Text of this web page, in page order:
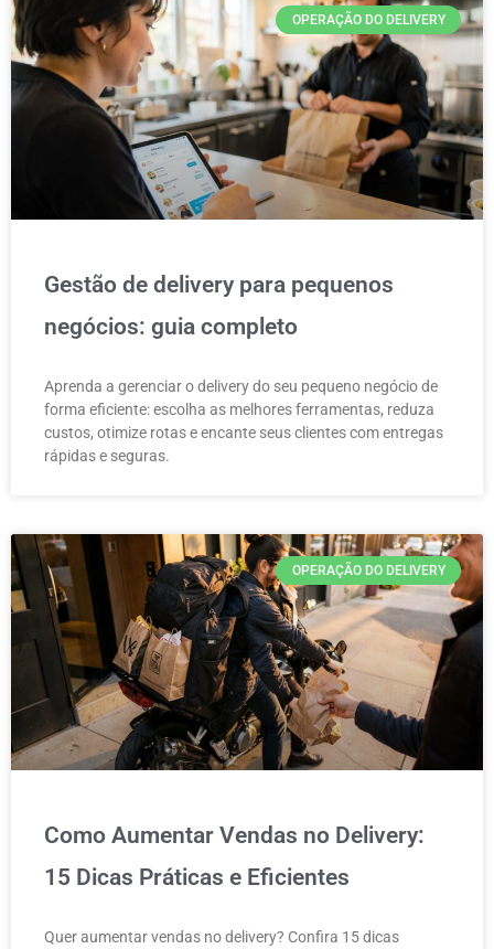
OPERAÇÃO DO DELIVERY
Gestão de delivery para pequenos
negócios: guia completo
Aprenda a gerenciar o delivery do seu pequeno negócio de
forma eficiente: escolha as melhores ferramentas, reduza
custos, otimize rotas e encante seus clientes com entregas
rápidas e seguras.
OPERAÇÃO DO DELIVERY
Como Aumentar Vendas no Delivery:
15 Dicas Práticas e Eficientes
Quer aumentar vendas no delivery? Confira 15 dicas